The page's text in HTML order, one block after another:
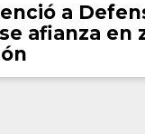
a
afianza en